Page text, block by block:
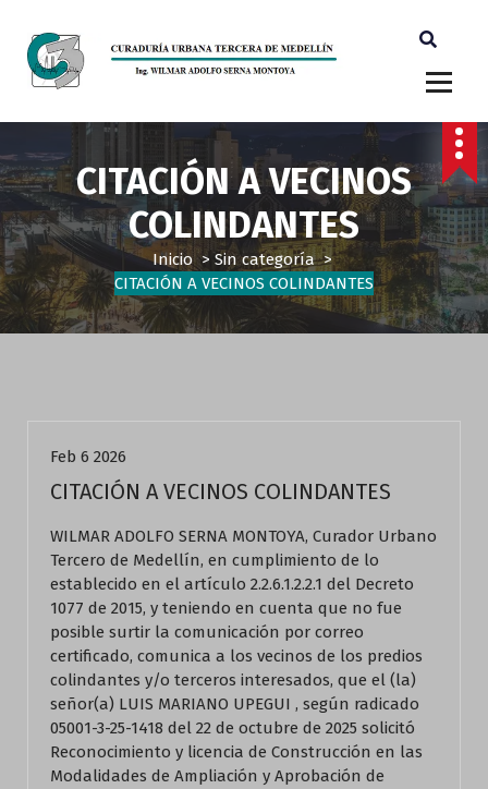
CITACIÓN A VECINOS
COLINDANTES
Inicio>Sin categoría>
CITACIÓN A VECINOS COLINDANTES
Feb 6 2026
CITACIÓN A VECINOS COLINDANTES
WILMAR ADOLFO SERNA MONTOYA, Curador Urbano
Tercero de Medellín, en cumplimiento de lo
establecido en el artículo 2.2.6.1.2.2.1 del Decreto
1077 de 2015, y teniendo en cuenta que no fue
posible surtir la comunicación por correo
certificado, comunica a los vecinos de los predios
colindantes y/o terceros interesados, que el (la)
señor(a) LUIS MARIANO UPEGUI , según radicado
05001-3-25-1418 del 22 de octubre de 2025 solicitó
Reconocimiento y licencia de Construcción en las
Modalidades de Ampliación y Aprobación de